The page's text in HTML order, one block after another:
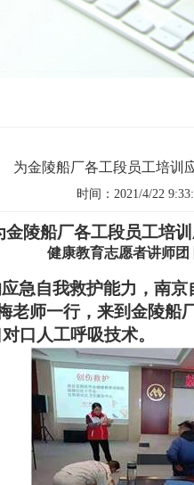
为金陵船厂各工段员工培训
时间：2021/4/22
金陵船厂各工段员工培
健康教育志愿者讲师团
急自我救护能力，南
老师一行，来到金陵
口人工呼吸技术。